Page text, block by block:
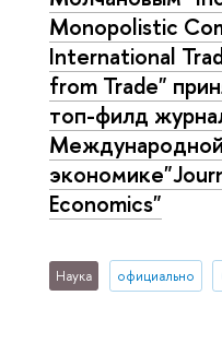
Monopolistic
International
from Trade"
топ-филд
Международной
Economics"
Наука официально